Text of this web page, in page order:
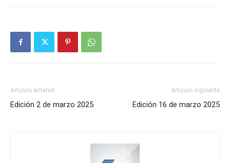
Artículo anterior
Edición 2 de marzo 2025
Artículo siguiente
Edición 16 de marzo 2025